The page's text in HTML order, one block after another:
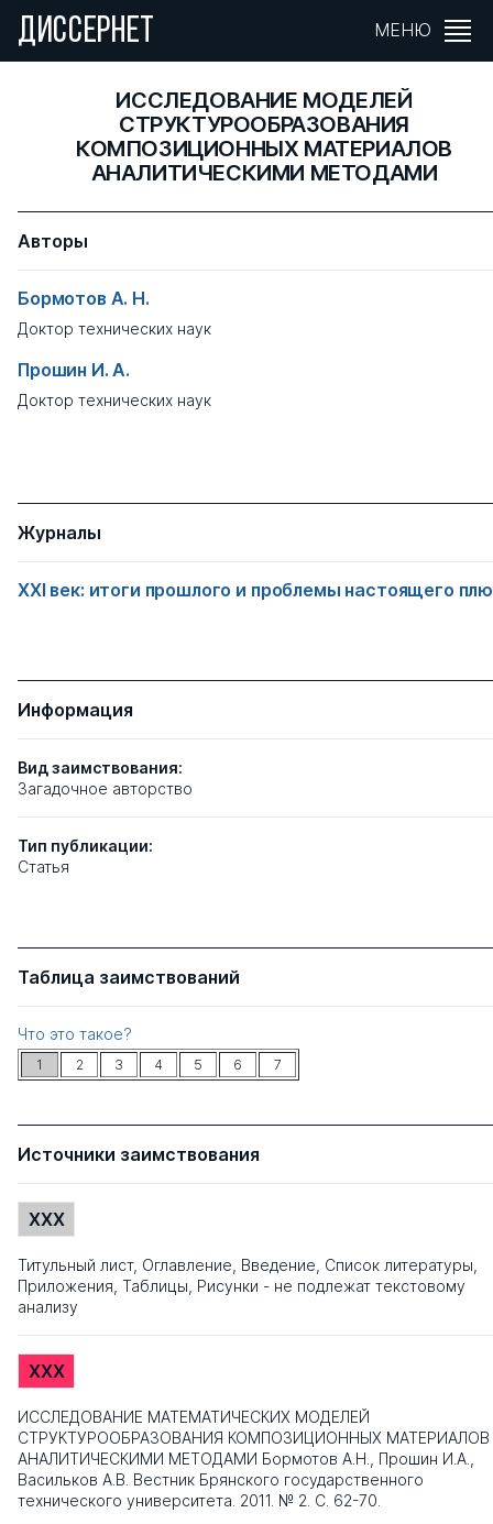
ДИССЕРНЕТ МЕНЮ
ИССЛЕДОВАНИЕ МОДЕЛЕЙ
СТРУКТУРООБРАЗОВАНИЯ
КОМПОЗИЦИОННЫХ МАТЕРИАЛОВ
АНАЛИТИЧЕСКИМИ МЕТОДАМИ
Авторы
Бормотов А. Н.
Доктор технических наук
Прошин И. А.
Доктор технических наук
Журналы
XXI век: итоги прошлого и проблемы настоящего
Информация
Вид заимствования:
Загадочное авторство
Тип публикации:
Статья
Таблица заимствований
Что это такое?
1 2 3 4 5 6 7
Источники заимствования
XXX
Титульный лист, Оглавление, Введение, Список литературы,
Приложения, Таблицы, Рисунки - не подлежат текстовому
анализу
XXX
ИССЛЕДОВАНИЕ МАТЕМАТИЧЕСКИХ МОДЕЛЕЙ
СТРУКТУРООБРАЗОВАНИЯ КОМПОЗИЦИОННЫХ МАТЕРИАЛОВ
АНАЛИТИЧЕСКИМИ МЕТОДАМИ Бормотов А.Н., Прошин И.А.,
Васильков А.В. Вестник Брянского государственного
технического университета. 2011. № 2. С. 62-70.